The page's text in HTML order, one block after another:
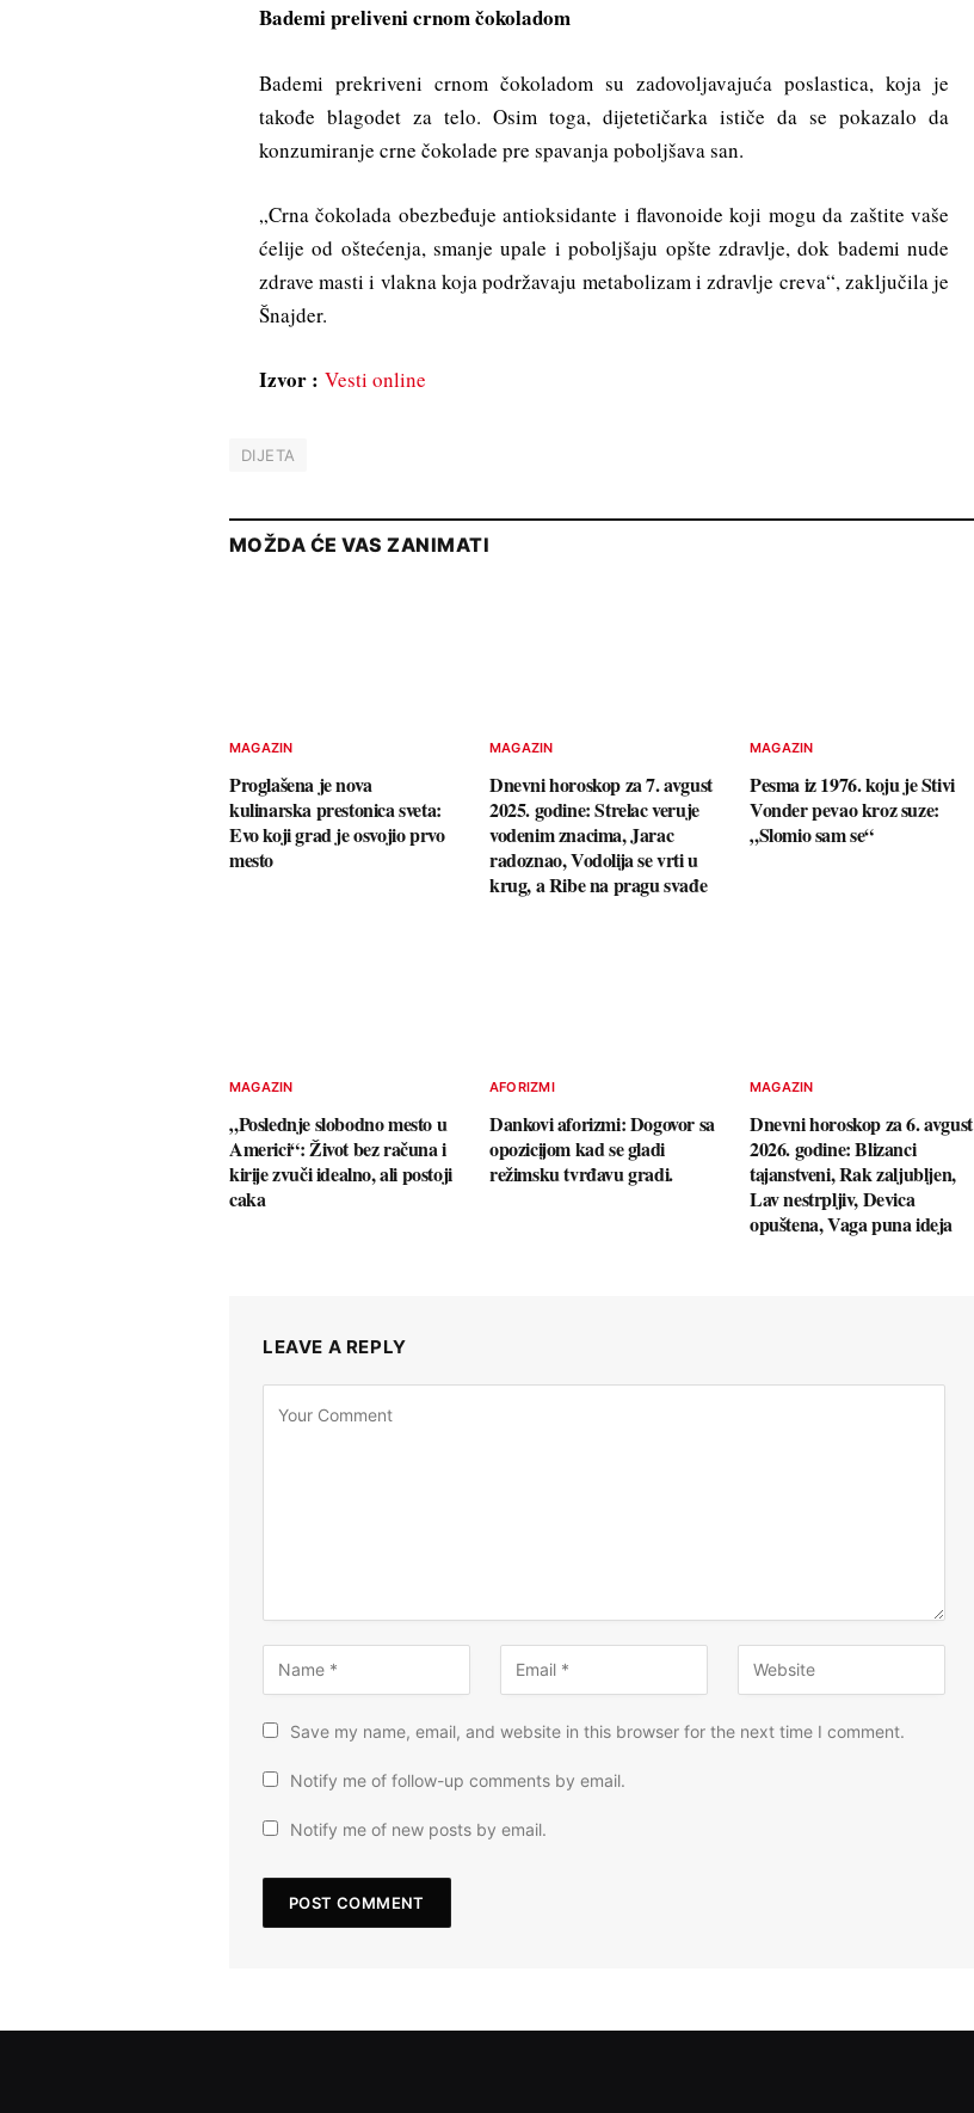
Bademi preliveni crnom čokoladom
Bademi prekriveni crnom čokoladom su zadovoljavajuća poslastica, koja je
takođe blagodet za telo. Osim toga, dijetetičarka ističe da se pokazalo da
konzumiranje crne čokolade pre spavanja poboljšava san.
„Crna čokolada obezbeđuje antioksidante i flavonoide koji mogu da zaštite vaše
ćelije od oštećenja, smanje upale i poboljšaju opšte zdravlje, dok bademi nude
zdrave masti i vlakna koja podržavaju metabolizam i zdravlje creva“, zaključila je
Šnajder.
Izvor : Vesti online
DIJETA
MOŽDA ĆE VAS ZANIMATI
MAGAZIN
Proglašena je nova
kulinarska prestonica sveta:
Evo koji grad je osvojio prvo
mesto
MAGAZIN
Dnevni horoskop za 7. avgust
2025. godine: Strelac veruje
vodenim znacima, Jarac
radoznao, Vodolija se vrti u
krug, a Ribe na pragu svađe
MAGAZIN
Pesma iz 1976. koju je Stivi
Vonder pevao kroz suze:
„Slomio sam se“
MAGAZIN
„Poslednje slobodno mesto u
Americi“: Život bez računa i
kirije zvuči idealno, ali postoji
caka
AFORIZMI
Dankovi aforizmi: Dogovor sa
opozicijom kad se gladi
režimsku tvrđavu gradi.
MAGAZIN
Dnevni horoskop za 6. avgust
2026. godine: Blizanci
tajanstveni, Rak zaljubljen,
Lav nestrpljiv, Devica
opuštena, Vaga puna ideja
LEAVE A REPLY
Save my name, email, and website in this browser for the next time I comment.
Notify me of follow-up comments by email.
Notify me of new posts by email.